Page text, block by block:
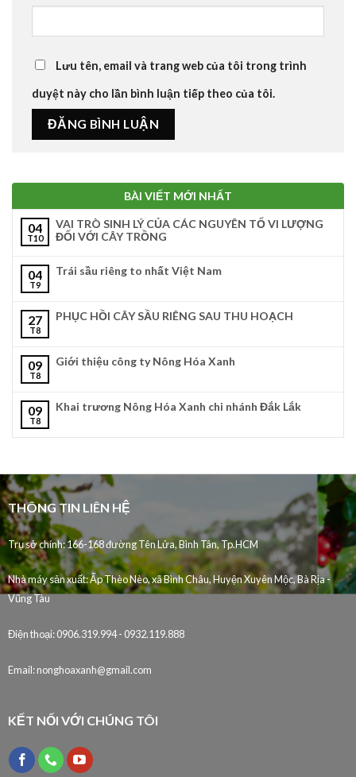
Lưu tên, email và trang web của tôi trong trình
duyệt này cho lần bình luận tiếp theo của tôi.
BÀI VIẾT MỚI NHẤT
04
T10
VAI TRÒ SINH LÝ CỦA CÁC NGUYÊN TỐ VI LƯỢNG
ĐỐI VỚI CÂY TRỒNG
04
T9
Trái sầu riêng to nhất Việt Nam
27
T8
PHỤC HỒI CÂY SẦU RIÊNG SAU THU HOẠCH
09
T8
Giới thiệu công ty Nông Hóa Xanh
09
T8
Khai trương Nông Hóa Xanh chi nhánh Đắk Lắk
THÔNG TIN LIÊN HỆ
Trụ sở chính: 166-168 đường Tên Lửa, Bình Tân, Tp.HCM
Nhà máy sản xuất:Ấp Thèo Nèo, xã Bình Châu, Huyện Xuyên Mộc, Bà Rịa -
Vũng Tàu
Điện thoại:0906.319.994 - 0932.119.888
Email:nonghoaxanh@gmail.com
KẾT NỐI VỚI CHÚNG TÔI